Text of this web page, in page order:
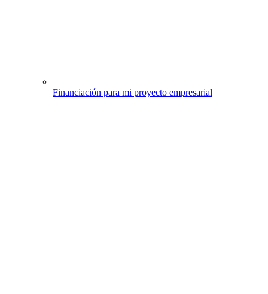
Financiación para mi proyecto empresarial